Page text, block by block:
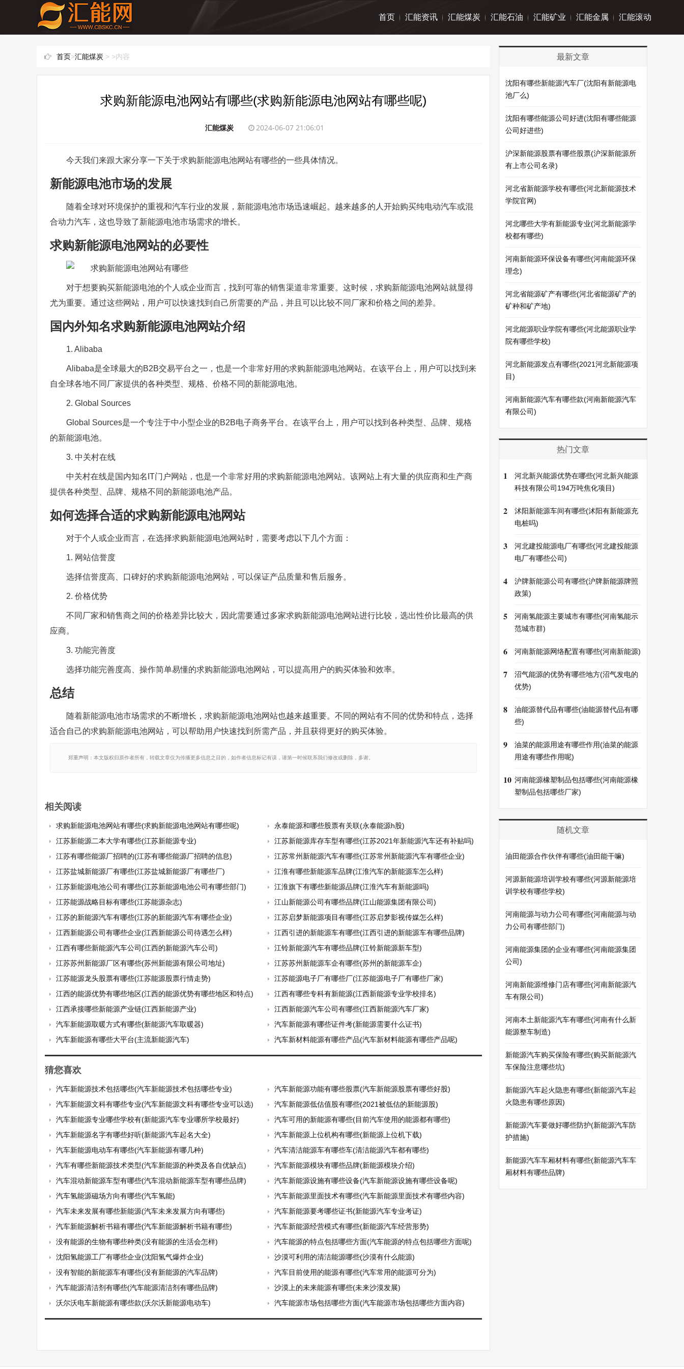
首页 汇能资讯 汇能煤炭 汇能石油 汇能矿业 汇能金属 汇能滚动
首页>汇能煤炭 > >内容
求购新能源电池网站有哪些(求购新能源电池网站有哪些呢)
汇能煤炭 2024-06-07 21:06:01
今天我们来跟大家分享一下关于求购新能源电池网站有哪些的一些具体情况。
新能源电池市场的发展
随着全球对环境保护的重视和汽车行业的发展，新能源电池市场迅速崛起。越来越多的人开始购买纯电动汽车或混
合动力汽车，这也导致了新能源电池市场需求的增长。
求购新能源电池网站的必要性
对于想要购买新能源电池的个人或企业而言，找到可靠的销售渠道非常重要。这时候，求购新能源电池网站就显得
尤为重要。通过这些网站，用户可以快速找到自己所需要的产品，并且可以比较不同厂家和价格之间的差异。
国内外知名求购新能源电池网站介绍
1. Alibaba
Alibaba是全球最大的B2B交易平台之一，也是一个非常好用的求购新能源电池网站。在该平台上，用户可以找到来
自全球各地不同厂家提供的各种类型、规格、价格不同的新能源电池。
2. Global Sources
Global Sources是一个专注于中小型企业的B2B电子商务平台。在该平台上，用户可以找到各种类型、品牌、规格
的新能源电池。
3. 中关村在线
中关村在线是国内知名IT门户网站，也是一个非常好用的求购新能源电池网站。该网站上有大量的供应商和生产商
提供各种类型、品牌、规格不同的新能源电池产品。
如何选择合适的求购新能源电池网站
对于个人或企业而言，在选择求购新能源电池网站时，需要考虑以下几个方面：
1. 网站信誉度
选择信誉度高、口碑好的求购新能源电池网站，可以保证产品质量和售后服务。
2. 价格优势
不同厂家和销售商之间的价格差异比较大，因此需要通过多家求购新能源电池网站进行比较，选出性价比最高的供
应商。
3. 功能完善度
选择功能完善度高、操作简单易懂的求购新能源电池网站，可以提高用户的购买体验和效率。
总结
随着新能源电池市场需求的不断增长，求购新能源电池网站也越来越重要。不同的网站有不同的优势和特点，选择
适合自己的求购新能源电池网站，可以帮助用户快速找到所需产品，并且获得更好的购买体验。
郑重声明：本文版权归原作者所有，转载文章仅为传播更多信息之目的，如作者信息标记有误，请第一时候联系我们修改或删除，多谢。
相关阅读
求购新能源电池网站有哪些(求购新能源电池网站有哪些呢)
永泰能源和哪些股票有关联(永泰能源h股)
江苏新能源二本大学有哪些(江苏新能源专业)
江苏新能源库存车型有哪些(江苏2021年新能源汽车还有补贴吗)
江苏有哪些能源厂招聘的(江苏有哪些能源厂招聘的信息)
江苏常州新能源汽车有哪些(江苏常州新能源汽车有哪些企业)
江苏盐城新能源厂有哪些(江苏盐城新能源厂有哪些厂)
江淮有哪些新能源车品牌(江淮汽车的新能源车怎么样)
江苏新能源电池公司有哪些(江苏新能源电池公司有哪些部门)
江淮旗下有哪些新能源品牌(江淮汽车有新能源吗)
江苏能源战略目标有哪些(江苏能源杂志)
江山新能源公司有哪些品牌(江山能源集团有限公司)
江苏的新能源汽车有哪些(江苏的新能源汽车有哪些企业)
江苏启梦新能源项目有哪些(江苏启梦影视传媒怎么样)
江西新能源公司有哪些企业(江西新能源公司待遇怎么样)
江西引进的新能源车有哪些(江西引进的新能源车有哪些品牌)
江西有哪些新能源汽车公司(江西的新能源汽车公司)
江铃新能源汽车有哪些品牌(江铃新能源新车型)
江苏苏州新能源厂区有哪些(苏州新能源有限公司地址)
江苏苏州新能源车企有哪些(苏州的新能源车企)
江苏能源龙头股票有哪些(江苏能源股票行情走势)
江苏能源电子厂有哪些厂(江苏能源电子厂有哪些厂家)
江西的能源优势有哪些地区(江西的能源优势有哪些地区和特点)
江西有哪些专科有新能源(江西新能源专业学校排名)
江西承接哪些新能源产业链(江西新能源产业)
江西新能源汽车公司有哪些(江西新能源汽车厂家)
汽车新能源取暖方式有哪些(新能源汽车取暖器)
汽车新能源有哪些证件考(新能源需要什么证书)
汽车新能源有哪些大平台(主流新能源汽车)
汽车新材料能源有哪些产品(汽车新材料能源有哪些产品呢)
猜您喜欢
汽车新能源技术包括哪些(汽车新能源技术包括哪些专业)
汽车新能源功能有哪些股票(汽车新能源股票有哪些好股)
汽车新能源文科有哪些专业(汽车新能源文科有哪些专业可以选)
汽车新能源低估值股有哪些(2021被低估的新能源股)
汽车新能源专业哪些学校有(新能源汽车专业哪所学校最好)
汽车可用的新能源有哪些(目前汽车使用的能源都有哪些)
汽车新能源名字有哪些好听(新能源汽车起名大全)
汽车新能源上位机构有哪些(新能源上位机下载)
汽车新能源电动车有哪些(汽车新能源有哪几种)
汽车清洁能源车有哪些车(清洁能源汽车都有哪些)
汽车有哪些新能源技术类型(汽车新能源的种类及各自优缺点)
汽车新能源模块有哪些品牌(新能源模块介绍)
汽车混动新能源车型有哪些(汽车混动新能源车型有哪些品牌)
汽车新能源设施有哪些设备(汽车新能源设施有哪些设备呢)
汽车氢能源磁场方向有哪些(汽车氢能)
汽车新能源里面技术有哪些(汽车新能源里面技术有哪些内容)
汽车未来发展有哪些新能源(汽车未来发展方向有哪些)
汽车新能源要考哪些证书(新能源汽车专业考证)
汽车新能源解析书籍有哪些(汽车新能源解析书籍有哪些)
汽车新能源经营模式有哪些(新能源汽车经营形势)
没有能源的生物有哪些种类(没有能源的生活会怎样)
汽车能源的特点包括哪些方面(汽车能源的特点包括哪些方面呢)
沈阳氢能源工厂有哪些企业(沈阳氢气爆炸企业)
沙漠可利用的清洁能源哪些(沙漠有什么能源)
没有智能的新能源车有哪些(没有新能源的汽车品牌)
汽车目前使用的能源有哪些(汽车常用的能源可分为)
汽车能源清洁剂有哪些(汽车能源清洁剂有哪些品牌)
沙漠上的未来能源有哪些(未来沙漠发展)
沃尔沃电车新能源有哪些款(沃尔沃新能源电动车)
汽车能源市场包括哪些方面(汽车能源市场包括哪些方面内容)
最新文章
沈阳有哪些新能源汽车厂(沈阳有新能源电
池厂么)
沈阳有哪些能源公司好进(沈阳有哪些能源
公司好进些)
沪深新能源股票有哪些股票(沪深新能源所
有上市公司名录)
河北省新能源学校有哪些(河北新能源技术
学院官网)
河北哪些大学有新能源专业(河北新能源学
校都有哪些)
河南新能源环保设备有哪些(河南能源环保
理念)
河北省能源矿产有哪些(河北省能源矿产的
矿种和矿产地)
河北能源职业学院有哪些(河北能源职业学
院有哪些学校)
河北新能源发点有哪些(2021河北新能源项
目)
河南新能源汽车有哪些款(河南新能源汽车
有限公司)
热门文章
1
河北新兴能源优势在哪些(河北新兴能源
科技有限公司194万吨焦化项目)
2
沭阳新能源车间有哪些(沭阳有新能源充
电桩吗)
3
河北建投能源电厂有哪些(河北建投能源
电厂有哪些公司)
4
沪牌新能源公司有哪些(沪牌新能源牌照
政策)
5
河南氢能源主要城市有哪些(河南氢能示
范城市群)
6 河南新能源网络配置有哪些(河南新能源)
7
沼气能源的优势有哪些地方(沼气发电的
优势)
8
油能源替代品有哪些(油能源替代品有哪
些)
9
油菜的能源用途有哪些作用(油菜的能源
用途有哪些作用呢)
10 河南能源橡塑制品包括哪些(河南能源橡
塑制品包括哪些厂家)
随机文章
油田能源合作伙伴有哪些(油田能干嘛)
河源新能源培训学校有哪些(河源新能源培
训学校有哪些学校)
河南能源与动力公司有哪些(河南能源与动
力公司有哪些部门)
河南能源集团的企业有哪些(河南能源集团
公司)
河南新能源维修门店有哪些(河南新能源汽
车有限公司)
河南本土新能源汽车有哪些(河南有什么新
能源整车制造)
新能源汽车购买保险有哪些(购买新能源汽
车保险注意哪些坑)
新能源汽车起火隐患有哪些(新能源汽车起
火隐患有哪些原因)
新能源汽车要做好哪些防护(新能源汽车防
护措施)
新能源汽车车厢材料有哪些(新能源汽车车
厢材料有哪些品牌)